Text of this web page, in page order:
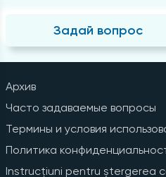
Задай вопрос
Архив
Часто задаваемые вопросы
Термины и условия
Политика
Instrucțiuni pentru ștergerea